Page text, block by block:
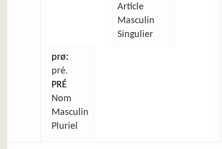
Article
Masculin
Singulier
prøː
pré.
PRÉ
Nom
Masculin
Pluriel